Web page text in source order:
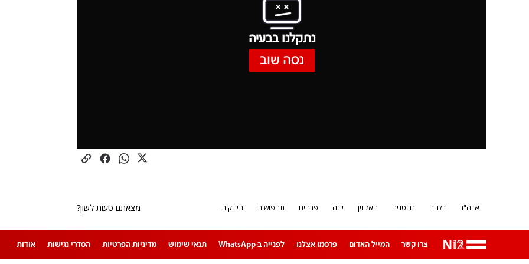
נתקלנו בבעיה
נסה שוב
ארה"ב בלגיה בריטניה האלווין יונה פרחים תחפושות תינוקות מצאתם טעות לשון?
צרו קשר המייל האדום פרסמו אצלנו לפנייה ב-WhatsApp תנאי שימוש מדיניות הפרטיות הסדרי נגישות אודות